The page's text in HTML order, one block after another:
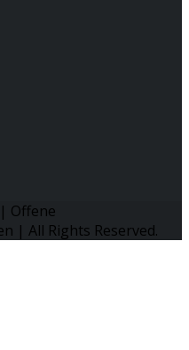
Offene
| All Rights Reserved.